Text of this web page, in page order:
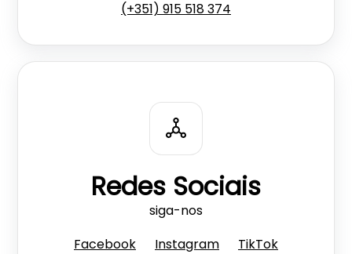
(+351) 915 518 374
Redes Sociais
siga-nos
Facebook
Instagram TikTok